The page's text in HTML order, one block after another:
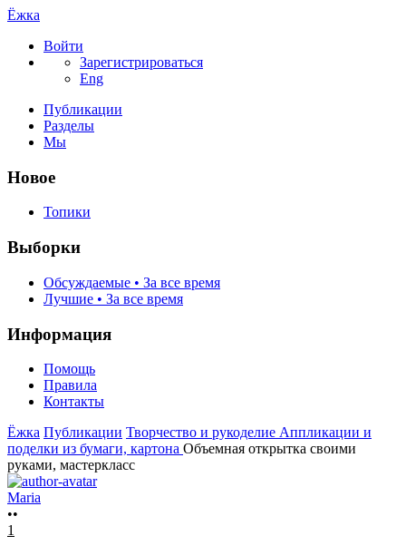
Ёжка
Войти
Зарегистрироваться
Eng
Публикации
Разделы
Мы
Новое
Топики
Выборки
Обсуждаемые • За все время
Лучшие • За все время
Информация
Помощь
Правила
Контакты
Ёжка Публикации Творчество и рукоделие Аппликации и
поделки из бумаги, картона Объемная открытка своими
руками, мастеркласс
Maria
••
1